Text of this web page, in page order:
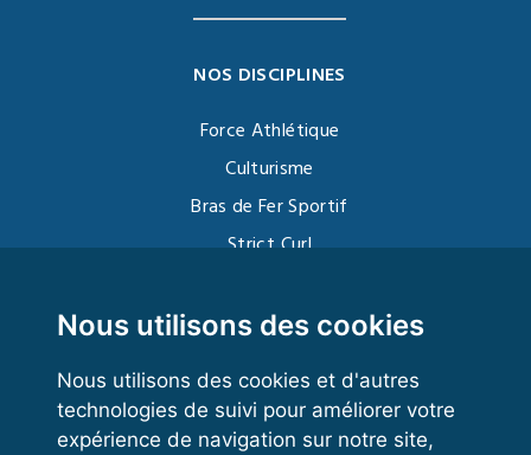
Nous utilisons des cookies
Nous utilisons des cookies et d'autres
technologies de suivi pour améliorer votre
expérience de navigation sur notre site,
NOS DISCIPLINES
Force Athlétique
Culturisme
Bras de Fer Sportif
Strict Curl
Kettlebell
VOS ESPACES